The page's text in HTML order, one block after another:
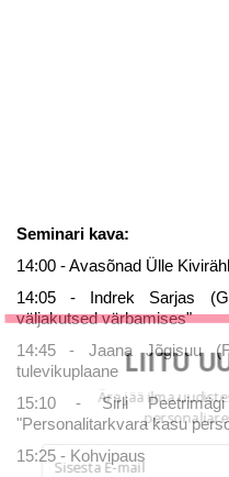
Seminari kava:
14:00 - Avasõnad Ülle
14:05 - Indrek Sarjas
väljakutsed värbamises"
14:45 - Jaana Jõgisuu
tulevikuplaane
15:10 - Sirli
"Personalitarkvara kasu
15:25 - Kohvipaus
LIITU
Ära jää ilma